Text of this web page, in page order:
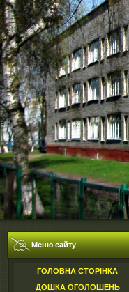
Меню сайту
ГОЛОВНА СТОРІНКА
ДОШКА ОГОЛОШЕНЬ